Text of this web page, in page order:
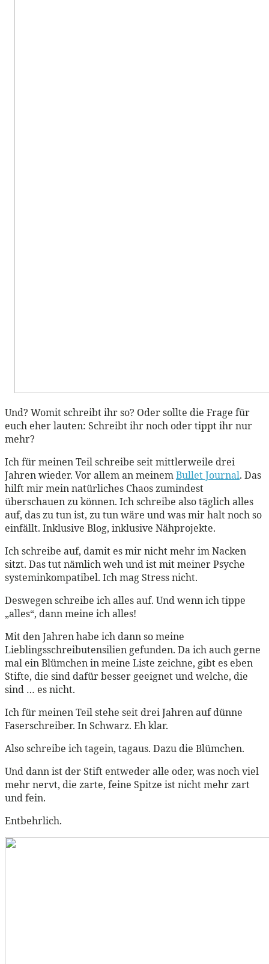
Und? Womit schreibt ihr so? Oder sollte die Frage für
euch eher lauten: Schreibt ihr noch oder tippt ihr nur
mehr?
Ich für meinen Teil schreibe seit mittlerweile drei
Jahren wieder. Vor allem an meinemBullet Journal. Das
hilft mir mein natürliches Chaos zumindest
überschauen zu können. Ich schreibe also täglich alles
auf, das zu tun ist, zu tun wäre und was mir halt noch so
einfällt. Inklusive Blog, inklusive Nähprojekte.
Ich schreibe auf, damit es mir nicht mehr im Nacken
sitzt. Das tut nämlich weh und ist mit meiner Psyche
systeminkompatibel. Ich mag Stress nicht.
Deswegen schreibe ich alles auf. Und wenn ich tippe
„alles“, dann meine ich alles!
Mit den Jahren habe ich dann so meine
Lieblingsschreibutensilien gefunden. Da ich auch gerne
mal ein Blümchen in meine Liste zeichne, gibt es eben
Stifte, die sind dafür besser geeignet und welche, die
sind … es nicht.
Ich für meinen Teil stehe seit drei Jahren auf dünne
Faserschreiber. In Schwarz. Eh klar.
Also schreibe ich tagein, tagaus. Dazu die Blümchen.
Und dann ist der Stift entweder alle oder, was noch viel
mehr nervt, die zarte, feine Spitze ist nicht mehr zart
und fein.
Entbehrlich.